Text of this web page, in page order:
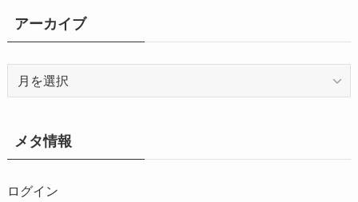
アーカイブ
メタ情報
ログイン